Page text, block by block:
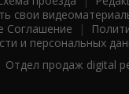
свои
Соглашение |
и персональных
Отдел продаж digital